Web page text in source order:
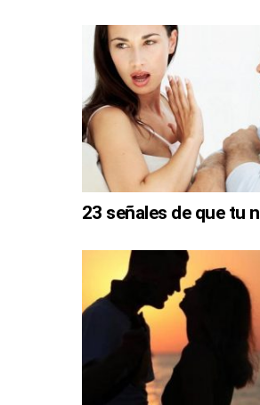
23 señales de que tu